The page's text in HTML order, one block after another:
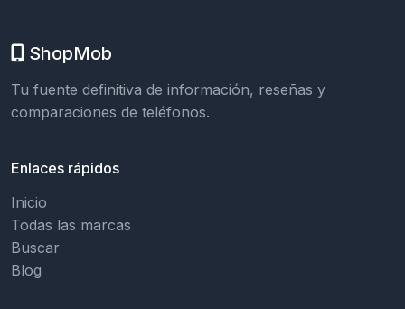
ShopMob
Tu fuente definitiva de información, reseñas y
comparaciones de teléfonos.
Enlaces rápidos
Inicio
Todas las marcas
Buscar
Blog